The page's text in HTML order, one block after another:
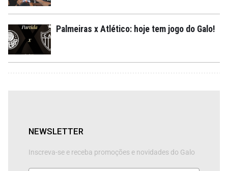
Palmeiras x Atlético: hoje tem jogo do Galo!
NEWSLETTER
Inscreva-se e receba promoções e novidades do Galo